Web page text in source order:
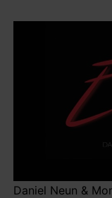
Daniel Neun &